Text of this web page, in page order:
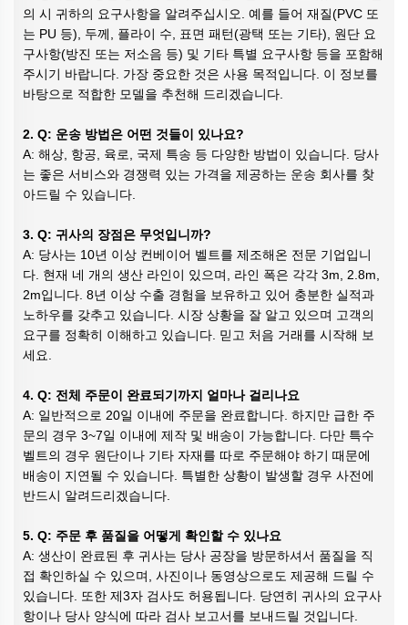
의 시 귀하의 요구사항을 알려주십시오. 예를 들어 재질(PVC 또
는 PU 등), 두께, 플라이 수, 표면 패턴(광택 또는 기타), 원단 요
구사항(방진 또는 저소음 등) 및 기타 특별 요구사항 등을 포함해
주시기 바랍니다. 가장 중요한 것은 사용 목적입니다. 이 정보를
바탕으로 적합한 모델을 추천해 드리겠습니다.
2. Q: 운송 방법은 어떤 것들이 있나요?
A: 해상, 항공, 육로, 국제 특송 등 다양한 방법이 있습니다. 당사
는 좋은 서비스와 경쟁력 있는 가격을 제공하는 운송 회사를 찾
아드릴 수 있습니다.
3. Q: 귀사의 장점은 무엇입니까?
A: 당사는 10년 이상 컨베이어 벨트를 제조해온 전문 기업입니
다. 현재 네 개의 생산 라인이 있으며, 라인 폭은 각각 3m, 2.8m,
2m입니다. 8년 이상 수출 경험을 보유하고 있어 충분한 실적과
노하우를 갖추고 있습니다. 시장 상황을 잘 알고 있으며 고객의
요구를 정확히 이해하고 있습니다. 믿고 처음 거래를 시작해 보
세요.
4. Q: 전체 주문이 완료되기까지 얼마나 걸리나요
A: 일반적으로 20일 이내에 주문을 완료합니다. 하지만 급한 주
문의 경우 3~7일 이내에 제작 및 배송이 가능합니다. 다만 특수
벨트의 경우 원단이나 기타 자재를 따로 주문해야 하기 때문에
배송이 지연될 수 있습니다. 특별한 상황이 발생할 경우 사전에
반드시 알려드리겠습니다.
5. Q: 주문 후 품질을 어떻게 확인할 수 있나요
A: 생산이 완료된 후 귀사는 당사 공장을 방문하셔서 품질을 직
접 확인하실 수 있으며, 사진이나 동영상으로도 제공해 드릴 수
있습니다. 또한 제3자 검사도 허용됩니다. 당연히 귀사의 요구사
항이나 당사 양식에 따라 검사 보고서를 보내드릴 것입니다.